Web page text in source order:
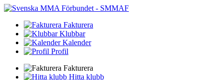
Fakturera
Klubbar
Kalender
Profil
Fakturera
Hitta klubb